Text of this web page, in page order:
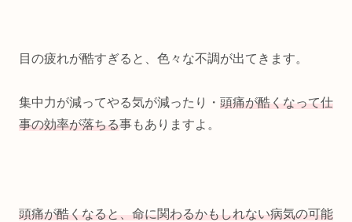
目の疲れが酷すぎると、色々な不調が出てきます。
集中力が減ってやる気が減ったり・ 頭痛が酷くなって仕
事の効率が落ちる事もありますよ。
頭痛が酷くなると、命に関わるかもしれない病気の可能